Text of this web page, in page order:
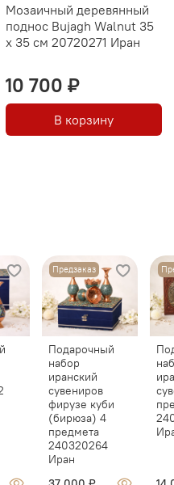
Мозаичный деревянный
поднос Bujagh Walnut 35
х 35 см 20720271 Иран
10 700 ₽
В корзину
Предзаказ
Подарочный
набор
иранский
сувениров
фирузе куби
(бирюза) 4
предмета
240320264
Иран